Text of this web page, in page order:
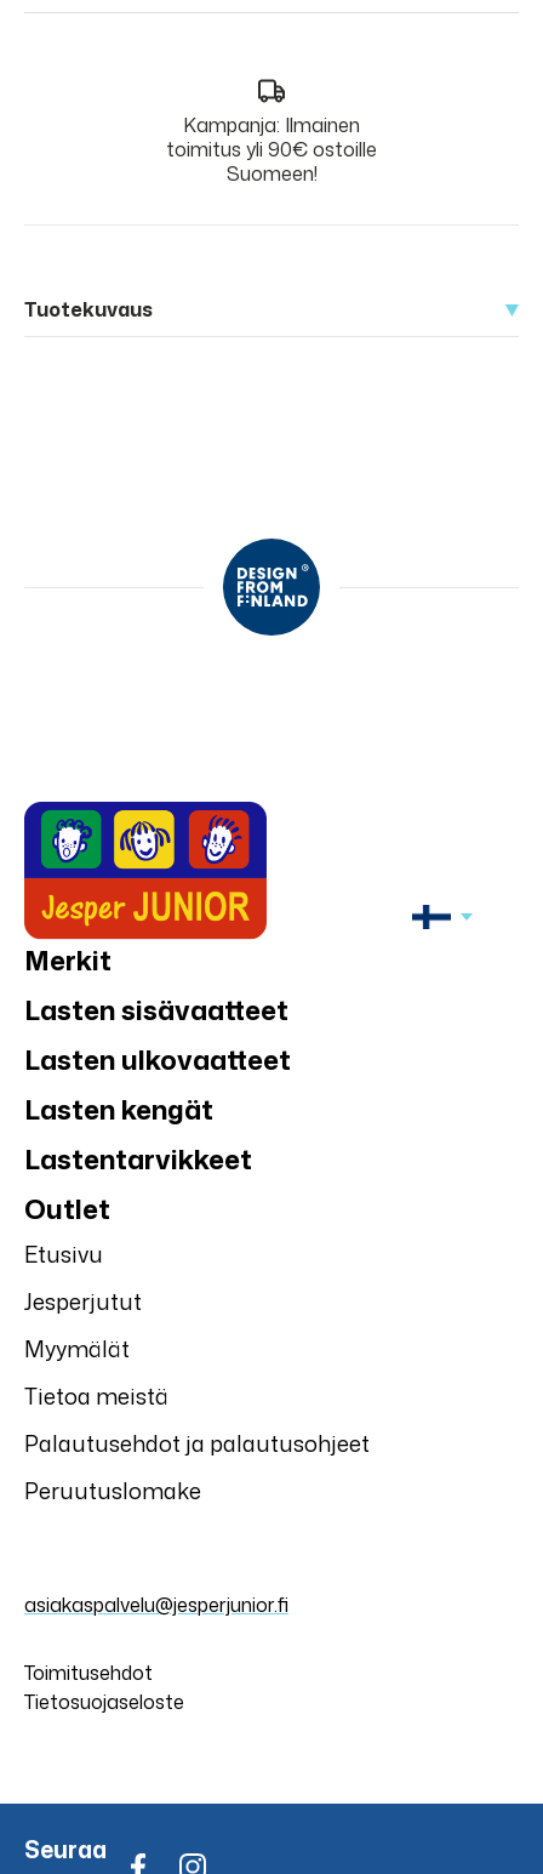
Kampanja: Ilmainen
toimitus yli 90€ ostoille
Suomeen!
Tuotekuvaus
Merkit
Lasten sisävaatteet
Lasten ulkovaatteet
Lasten kengät
Lastentarvikkeet
Outlet
Etusivu
Jesperjutut
Myymälät
Tietoa meistä
Palautusehdot ja palautusohjeet
Peruutuslomake
asiakaspalvelu@jesperjunior.fi
Toimitusehdot
Tietosuojaseloste
Seuraa